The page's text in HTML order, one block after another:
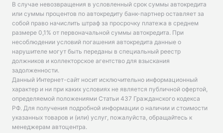
В случае невозвращения в условленный срок суммы автокредита
или суммы процентов по автокредиту банк-партнер оставляет за
собой право начислить штраф за просрочку платежа в среднем
размере 0,1% от первоначальной суммы автокредита. При
несоблюдении условий погашения автокредита данные о
нарушителе могут быть переданы в специальный реестр
должников и коллекторское агентство для взыскания
задолженности.
Данный Интернет-сайт носит исключительно информационный
характер и ни при каких условиях не является публичной офертой,
определяемой положениями Статьи 437 Гражданского кодекса
РФ. Для получения подробной информации о наличии и стоимости
указанных товаров и (или) услуг, пожалуйста, обращайтесь к
менеджерам автоцентра.